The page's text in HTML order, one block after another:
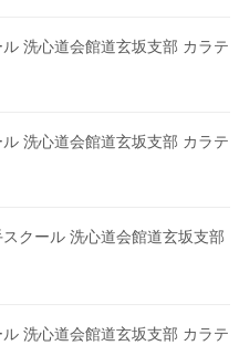
洗心道会館道玄坂支部 カラテ
洗心道会館道玄坂支部 カラテ
クール 洗心道会館道玄坂支部
洗心道会館道玄坂支部 カラテ